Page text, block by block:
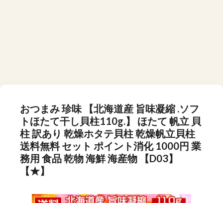
おつまみ 珍味 【北海道産 旨味凝縮 .ソフ
トほたて干し貝柱110g.】 ほたて 帆立 貝
柱 訳あり 乾燥ホタテ貝柱 乾燥帆立貝柱
送料無料 セット ポイント消化 1000円 業
務用 食品 乾物 海鮮 海産物 【D03】
【★】